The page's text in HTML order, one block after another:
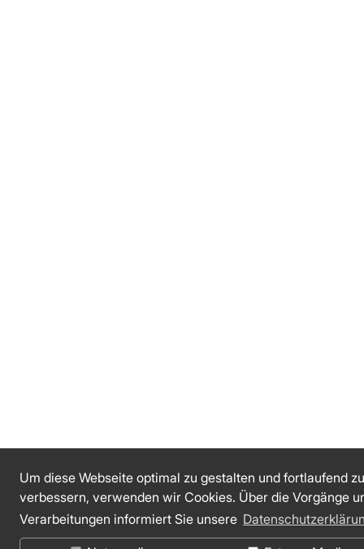
Um diese Webseite optimal zu gestalten und fortlaufend zu
verbessern, verwenden wir Cookies. Über die Vorgänge
Verarbeitungen informiert Sie unsere